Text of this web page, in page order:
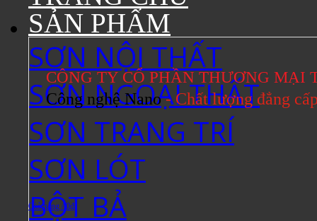
CÔNG TY CỔ PHẦN THƯƠNG MẠI
Công nghệ Nano- Chất lượng đẳng
Giỏ hàng /0₫
SẢN PHẨM
SƠN NỘI THẤT
SƠN NGOẠI THẤT
SƠN TRANG TRÍ
SƠN LÓT
BỘT BẢ